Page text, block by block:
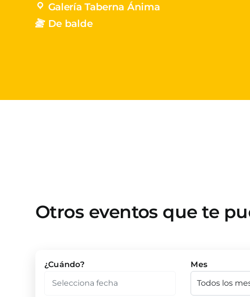
Galería Taberna Ánima
De balde
Otros eventos que te
¿Cuándo? Mes